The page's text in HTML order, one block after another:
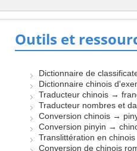
Outils et
Dictionnaire de
Dictionnaire chinois
Traducteur chinois →
Traducteur nombres et
Conversion chinois →
Conversion pinyin →
Translittération en chinois
Conversion de chinois